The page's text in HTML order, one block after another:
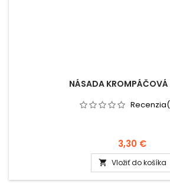
NÁSADA
3,30 €
 Vložiť do košíka